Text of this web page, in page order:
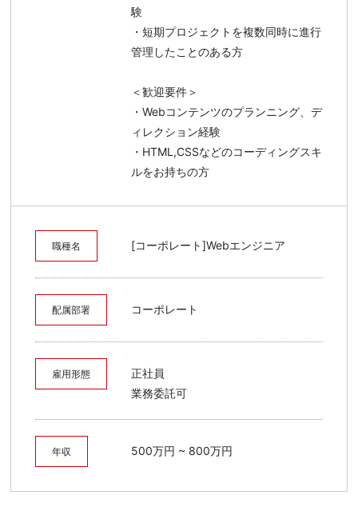
験
・短期プロジェクトを複数同時に進行
管理したことのある方
＜歓迎要件＞
・Webコンテンツのプランニング、デ
ィレクション経験
・HTML,CSSなどのコーディングスキ
ルをお持ちの方
職種名 [コーポレート]Webエンジニア
配属部署 コーポレート
雇用形態
正社員
業務委託可
年収 500万円 ~ 800万円